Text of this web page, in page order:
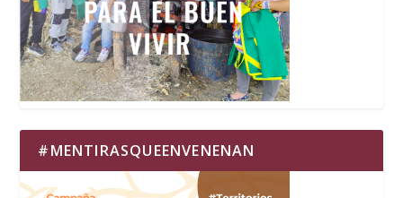
#MENTIRASQUEENVENENAN